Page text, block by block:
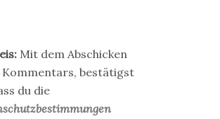
Mit dem Abschicken
Kommentars, bestätigst
du die